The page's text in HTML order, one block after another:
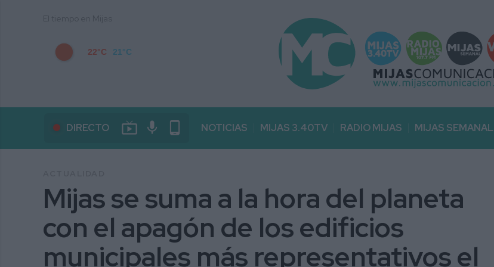
22°C 21°C
DIRECTO live_tv mic phone_android NOTICIAS MIJAS 3.40TV RADIO MIJAS MIJAS SEMANAL
Mijas se suma a la hora del planeta
con el apagón de los edificios
municipales más representativos el